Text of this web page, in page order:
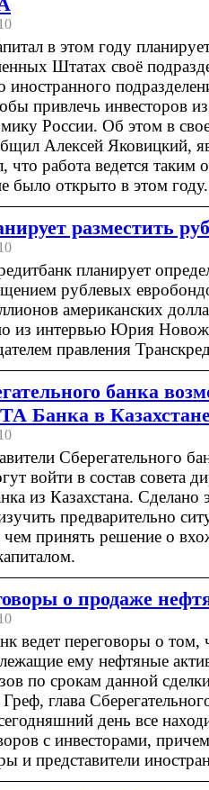
в этом году
Штатах своё
иностранного
привлечь инвесторов
России. Об этом в
Алексей Яковицкий,
работа ведется таким
было открыто в этом году.
разместить
планирует
рублевых
американских
из интервью Юрия
правления
банка
Банка в
Сберегательного
войти в состав совета
из Казахстана. Сделано
предварительно
принять решение о
о продаже
ведет переговоры о том,
ему нефтяные
по срокам данной
глава
день все
с инвесторами,
и представители